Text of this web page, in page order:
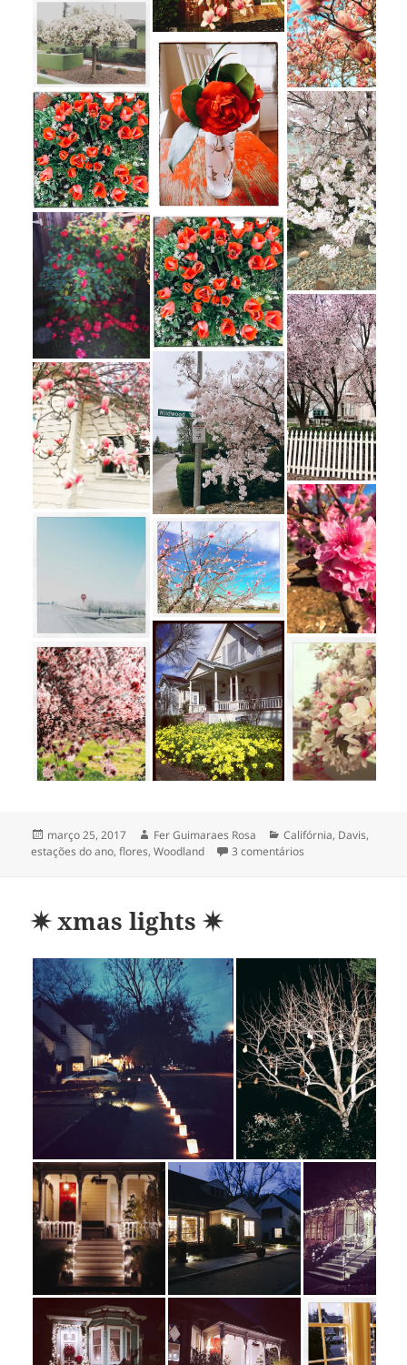
Publicado
em
março 25, 2017 Autor
Fer Guimaraes Rosa Categorias
Califórnia, Davis,
estações do ano,flores,Woodland 3 comentários
✷ xmas lights ✷